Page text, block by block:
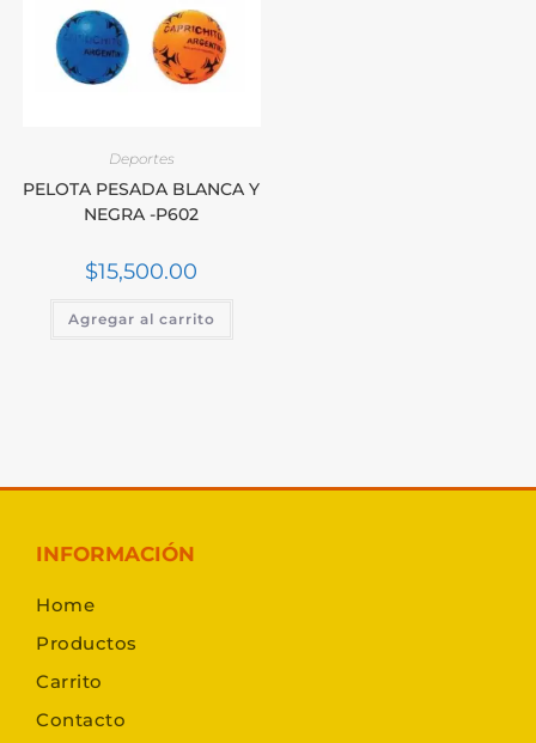
Deportes
PELOTA PESADA BLANCA Y
NEGRA -P602
$15,500.00
Agregar al carrito
INFORMACIÓN
Home
Productos
Carrito
Contacto